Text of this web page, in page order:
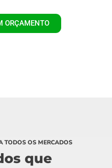
ORÇAMENTO
TODOS OS MERCADOS
que